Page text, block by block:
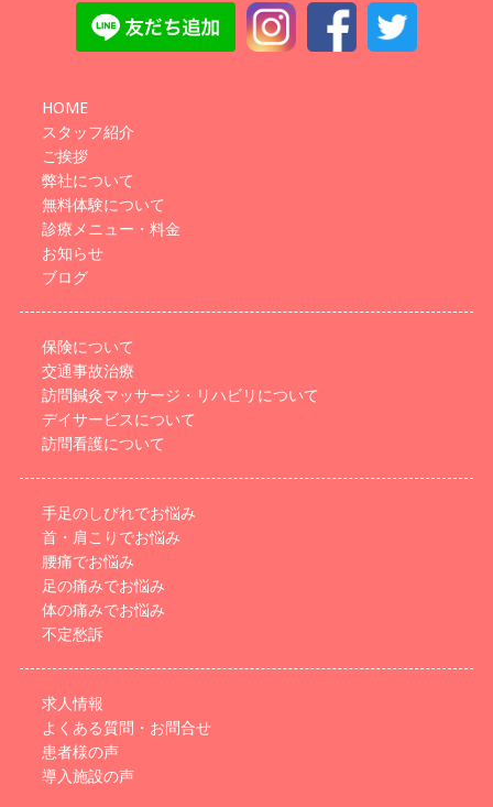
HOME
スタッフ紹介
ご挨拶
弊社について
無料体験について
診療メニュー・料金
お知らせ
ブログ
保険について
交通事故治療
訪問鍼灸マッサージ・リハビリについて
デイサービスについて
訪問看護について
手足のしびれでお悩み
首・肩こりでお悩み
腰痛でお悩み
足の痛みでお悩み
体の痛みでお悩み
不定愁訴
求人情報
よくある質問・お問合せ
患者様の声
導入施設の声